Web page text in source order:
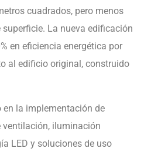
cuadrados, pero menos
La nueva edificación
en eficiencia energética por
al edificio original, construido
en la implementación de
iluminación
LED y soluciones de uso